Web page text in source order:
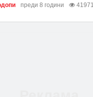
преди 8 години 41971